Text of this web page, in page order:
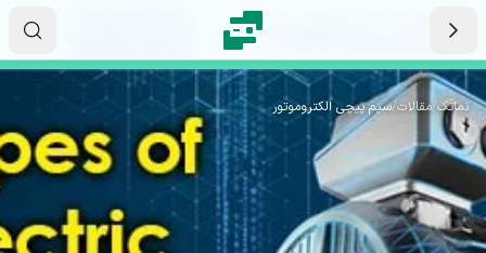
نماتک/مقالات/سیم پیچی الکتروموتور